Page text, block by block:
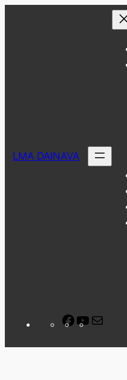
LMA DAINAVA
Facebook
YouTube